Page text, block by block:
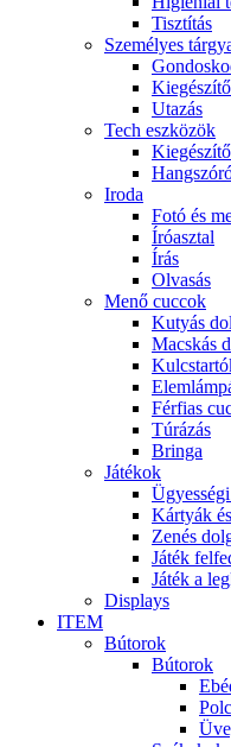
Tisztítás
Személyes
Utazás
Tech eszközök
Iroda
Fotó és
Íróasztal
Írás
Olvasás
Menő cuccok
Kutyás
Macskás
Férfias
Túrázás
Bringa
Játékok
Kártyák
Zenés
Játék
Játék a
Displays
ITEM
Bútorok
Bútorok